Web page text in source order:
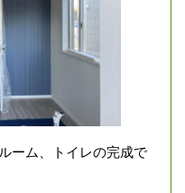
ーム、トイレの完成で